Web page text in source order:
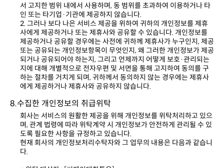
인 또는 타기업·기관에 제공하지 않습니다.
에게 제공하거나 제휴사와 공유하지 않습니다.
8.수집한 개인정보의 취급위탁
도록 필요한 사항을 규정하고 있습니다.
다.